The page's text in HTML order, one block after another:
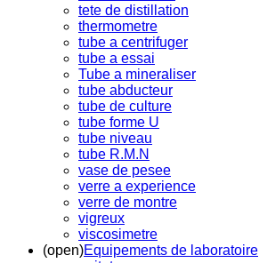
tete de distillation
thermometre
tube a centrifuger
tube a essai
Tube a mineraliser
tube abducteur
tube de culture
tube forme U
tube niveau
tube R.M.N
vase de pesee
verre a experience
verre de montre
vigreux
viscosimetre
(open)Equipements de laboratoire